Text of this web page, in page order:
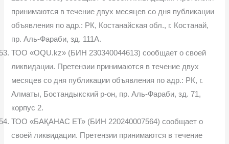
принимаются в течение двух месяцев со дня публикации
объявления по адр.: РК, Костанайская обл., г. Костанай,
пр. Аль-Фараби, зд. 111А.
ТОО «OQU.kz» (БИН 230340044613) сообщает о своей
ликвидации. Претензии принимаются в течение двух
месяцев со дня публикации объявления по адр.: РК, г.
Алматы, Бостандыкский р-он, пр. Аль-Фараби, зд. 71,
корпус 2.
ТОО «БАҚАНАС ЕТ» (БИН 220240007564) сообщает о
своей ликвидации. Претензии принимаются в течение